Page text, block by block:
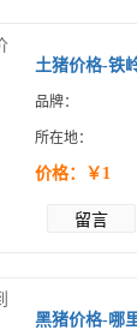
土猪价格-铁
品牌：
所在地：
价格：￥1
留言
黑猪价格-哪